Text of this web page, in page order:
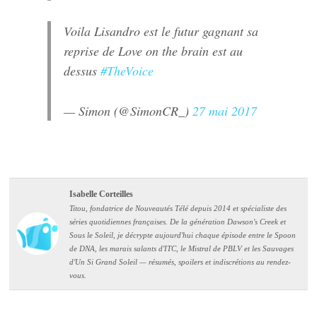
Voila Lisandro est le futur gagnant sa
reprise de Love on the brain est au
dessus#TheVoice
— Simon (@SimonCR_)27 mai 2017
Isabelle Corteilles
Titou, fondatrice de Nouveautés Télé depuis 2014 et spécialiste des
séries quotidiennes françaises. De la génération Dawson's Creek et
Sous le Soleil, je décrypte aujourd'hui chaque épisode entre le Spoon
de DNA, les marais salants d'ITC, le Mistral de PBLV et les Sauvages
d'Un Si Grand Soleil — résumés, spoilers et indiscrétions au rendez-
vous.